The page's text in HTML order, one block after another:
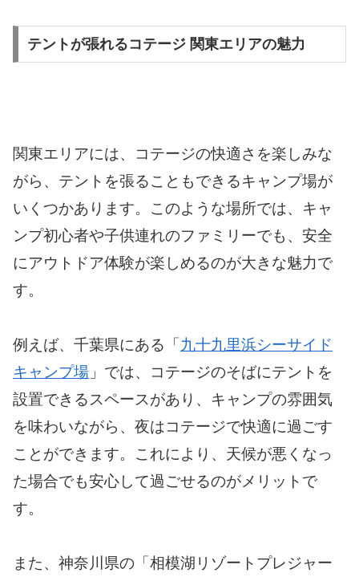
テントが張れるコテージ 関東エリアの魅力
関東エリアには、コテージの快適さを楽しみな
がら、テントを張ることもできるキャンプ場が
いくつかあります。このような場所では、キャ
ンプ初心者や子供連れのファミリーでも、安全
にアウトドア体験が楽しめるのが大きな魅力で
す。
例えば、千葉県にある「 九十九里浜シーサイド
キャンプ場 」では、コテージのそばにテントを
設置できるスペースがあり、キャンプの雰囲気
を味わいながら、夜はコテージで快適に過ごす
ことができます。これにより、天候が悪くなっ
た場合でも安心して過ごせるのがメリットで
す。
また、神奈川県の「相模湖リゾートプレジャー